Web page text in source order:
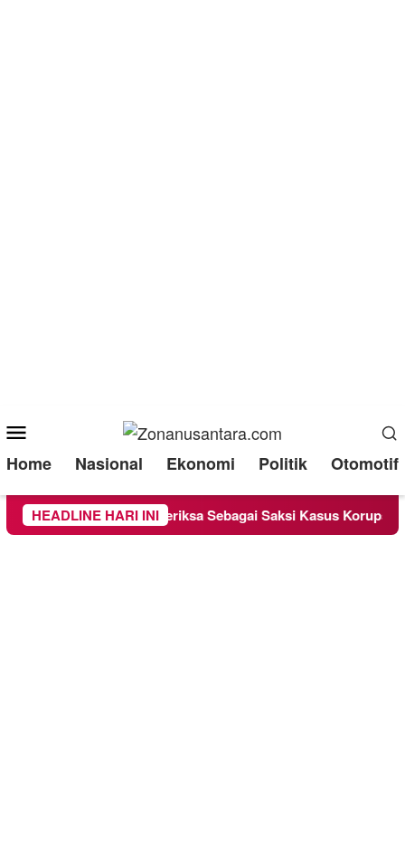
Menu
Home Nasional Ekonomi Politik Otomotif
HEADLINE HARI INI
Chandra Diperiksa Sebagai Saksi Kasus Korupsi Bibit